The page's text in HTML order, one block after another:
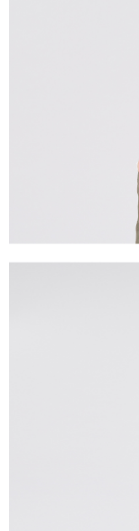
每筆NT$60，滿
每筆NT$60，滿
每筆NT$80，滿
每筆NT$80，滿